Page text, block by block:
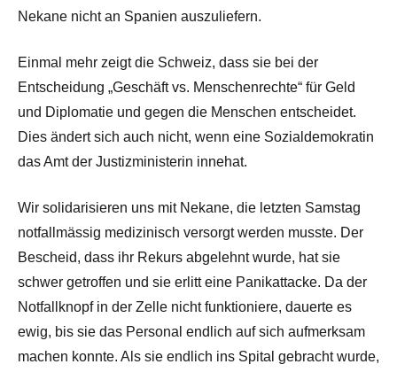
Nekane nicht an Spanien auszuliefern.
Einmal mehr zeigt die Schweiz, dass sie bei der
Entscheidung „Geschäft vs. Menschenrechte“ für Geld
und Diplomatie und gegen die Menschen entscheidet.
Dies ändert sich auch nicht, wenn eine Sozialdemokratin
das Amt der Justizministerin innehat.
Wir solidarisieren uns mit Nekane, die letzten Samstag
notfallmässig medizinisch versorgt werden musste. Der
Bescheid, dass ihr Rekurs abgelehnt wurde, hat sie
schwer getroffen und sie erlitt eine Panikattacke. Da der
Notfallknopf in der Zelle nicht funktioniere, dauerte es
ewig, bis sie das Personal endlich auf sich aufmerksam
machen konnte. Als sie endlich ins Spital gebracht wurde,